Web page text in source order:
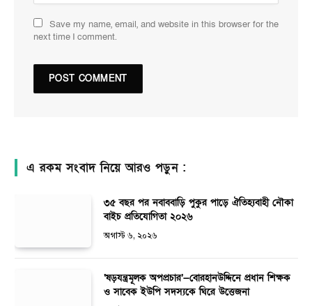
Save my name, email, and website in this browser for the
next time I comment.
এ রকম সংবাদ নিয়ে আরও পড়ুন :
৩৫ বছর পর নবাববাড়ি পুকুর পাড়ে ঐতিহ্যবাহী নৌকা
বাইচ প্রতিযোগিতা ২০২৬
অগাস্ট ৬, ২০২৬
‘ষড়যন্ত্রমূলক অপপ্রচার’—বোরহানউদ্দিনে প্রধান শিক্ষক
ও সাবেক ইউপি সদস্যকে ঘিরে উত্তেজনা